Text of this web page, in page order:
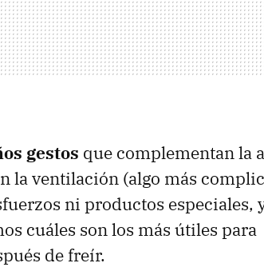
gestos que complementan la
la ventilación (algo más
ni productos especiales,
cuáles son los más útiles para
de freír.